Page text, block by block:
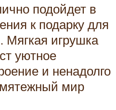
подойдет в
к подарку для
Мягкая игрушка
уютное
и ненадолго
мир